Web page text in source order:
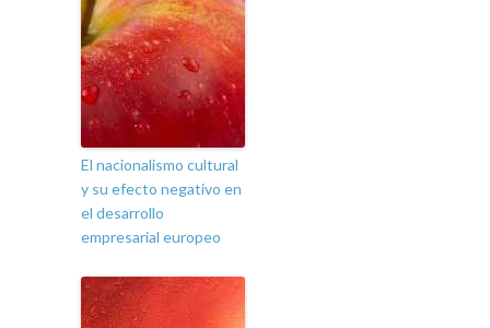
El nacionalismo cultural
y su efecto negativo en
el desarrollo
empresarial europeo